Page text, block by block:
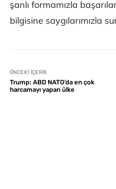
şanlı formamızla
bilgisine saygılarımızla
ÖNCEKI İÇERIK
Trump: ABD NATO’da en çok
harcamayı yapan ülke